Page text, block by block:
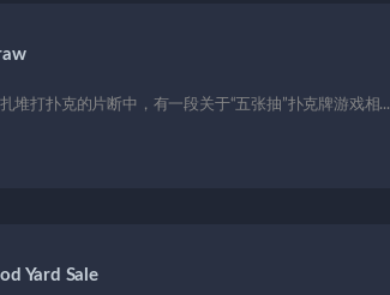
堆打扑克的片断中，有一段关于“五张抽”扑克牌游戏相...
Yard Sale